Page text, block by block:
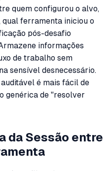
quem configurou o alvo,
ferramenta iniciou o
pós-desafio
informações
de trabalho sem
sensível desnecessário.
é mais fácil de
genérica de "resolver
da Sessão entre